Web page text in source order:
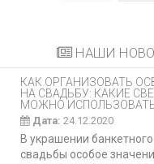
НАШИ
КАК ОРГАНИЗОВАТЬ
НА СВАДЬБУ: КАКИЕ
МОЖНО
Дата: 24.12.2020
В украшении
свадьбы особое